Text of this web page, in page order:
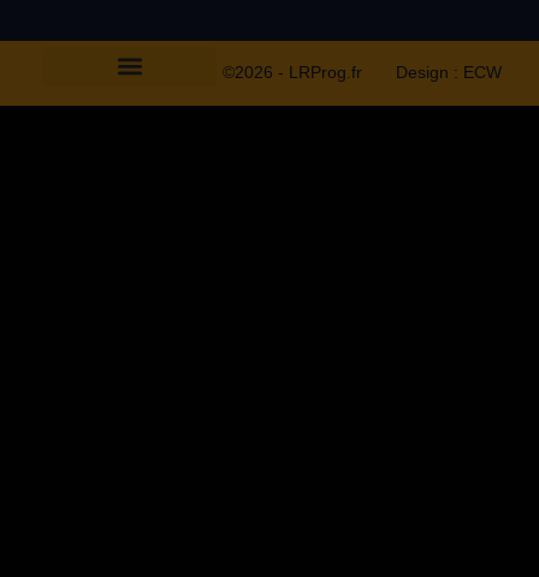
©2026 - LRProg.fr Design : ECW